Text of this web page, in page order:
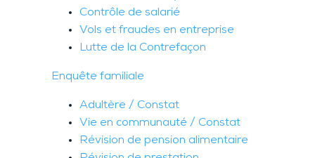
Contrôle de salarié
Vols et fraudes en entreprise
Lutte de la Contrefaçon
Enquête familiale
Adultère / Constat
Vie en communauté / Constat
Révision de pension alimentaire